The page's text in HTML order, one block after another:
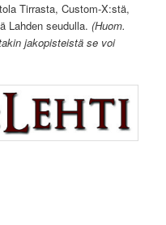
Tirrasta, Custom-X:stä,
Lahden seudulla.(Huom.
jakopisteistä se voi